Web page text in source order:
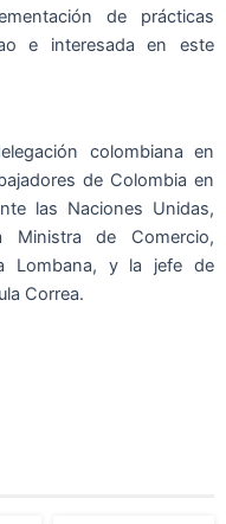
de prácticas
e interesada en este
colombiana en
de Colombia en
las Naciones Unidas,
Ministra de Comercio,
Lombana, y la jefe de
Correa.